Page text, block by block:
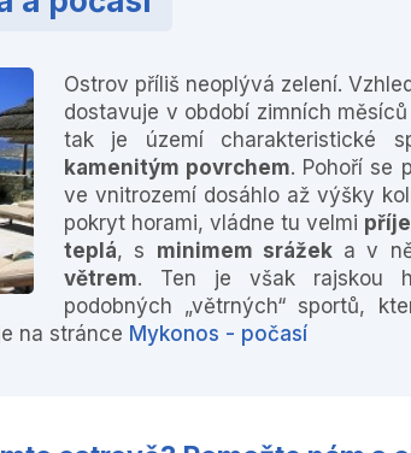
Ostrov příliš neoplývá zelení.
dostavuje v období zimních
tak je území charakteristické
kamenitým povrchem. Pohoří se
ve vnitrozemí dosáhlo až výšky
pokryt horami, vládne tu velmi
teplá, s minimem srážeka v
větrem. Ten je však rajskou
podobných „větrných“ sportů,
na stránce Mykonos - počasí